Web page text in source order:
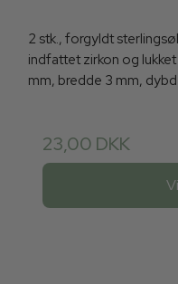
2 stk., forgyldt
indfattet zirkon og
mm, bredde 3 mm,
23,00 DKK